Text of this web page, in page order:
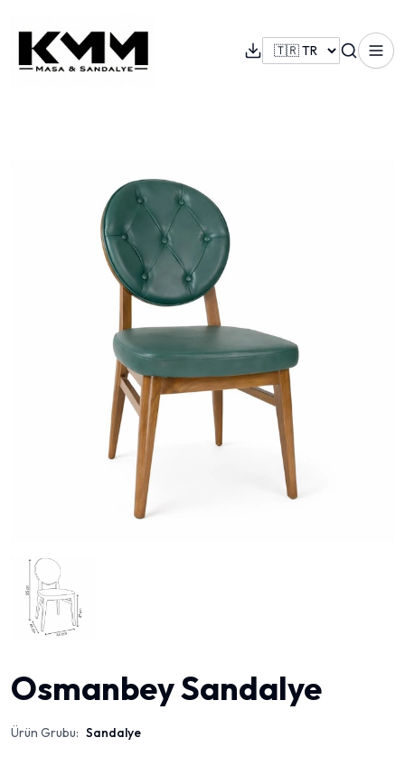
Osmanbey Sandalye
Ürün Grubu: Sandalye